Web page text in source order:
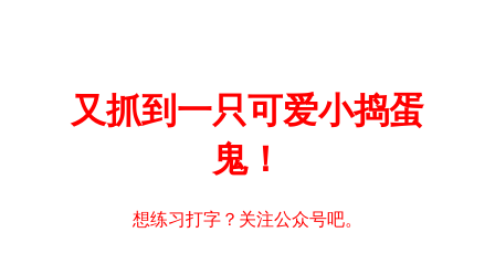
又抓到一只可爱小捣蛋
鬼！
想练习打字？关注公众号吧。